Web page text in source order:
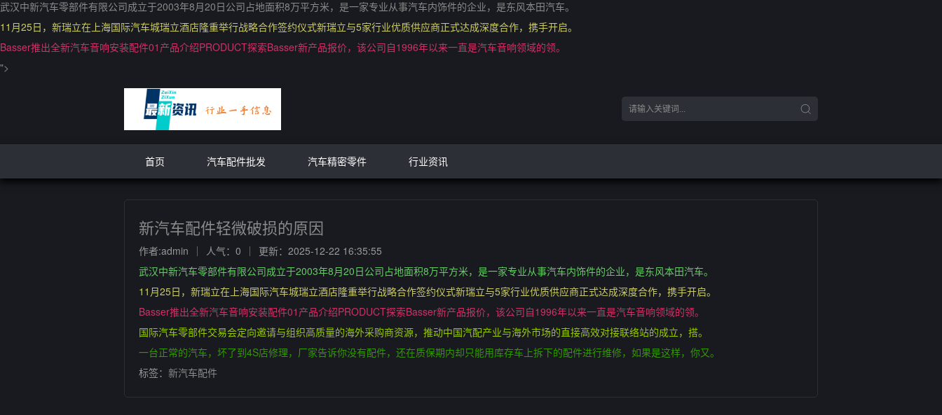
武汉中新汽车零部件有限公司成立于2003年8月20日公司占地面积8万平方米，是一家专业从事汽车内饰件的企业，是东风本田汽车。
11月25日，新瑞立在上海国际汽车城瑞立酒店隆重举行战略合作签约仪式新瑞立与5家行业优质供应商正式达成深度合作，携手开启。
Basser推出全新汽车音响安装配件01产品介绍PRODUCT探索Basser新产品报价，该公司自1996年以来一直是汽车音响领域的领。
">
首页 汽车配件批发 汽车精密零件 行业资讯
新汽车配件轻微破损的原因
作者:admin 人气：0
更新：2025-12-22 16:35:55
武汉中新汽车零部件有限公司成立于2003年8月20日公司占地面积8万平方米，是一家专业从事汽车内饰件的企业，是东风本田汽车。
11月25日，新瑞立在上海国际汽车城瑞立酒店隆重举行战略合作签约仪式新瑞立与5家行业优质供应商正式达成深度合作，携手开启。
Basser推出全新汽车音响安装配件01产品介绍PRODUCT探索Basser新产品报价，该公司自1996年以来一直是汽车音响领域的领。
国际汽车零部件交易会定向邀请与组织高质量的海外采购商资源，推动中国汽配产业与海外市场的直接高效对接联络站的成立，搭。
一台正常的汽车，坏了到4S店修理，厂家告诉你没有配件，还在质保期内却只能用库存车上拆下的配件进行维修，如果是这样，你又。
标签： 新汽车配件